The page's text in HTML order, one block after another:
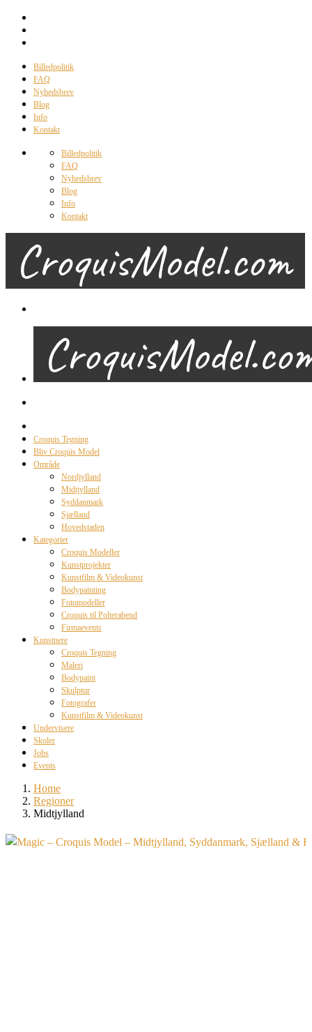
Billedpolitik
FAQ
Nyhedsbrev
Blog
Info
Kontakt
Billedpolitik
FAQ
Nyhedsbrev
Blog
Info
Kontakt
Croquis Tegning
Bliv Croquis Model
Område
Nordjylland
Midtjylland
Syddanmark
Sjælland
Hovedstaden
Kategorier
Croquis Modeller
Kunstprojekter
Kunstfilm & Videokunst
Bodypainting
Fotomodeller
Croquis til Polterabend
Firmaevents
Kunstnere
Croquis Tegning
Maleri
Bodypaint
Skulptur
Fotografer
Kunstfilm & Videokunst
Undervisere
Skoler
Jobs
Events
Home
Regioner
Midtjylland